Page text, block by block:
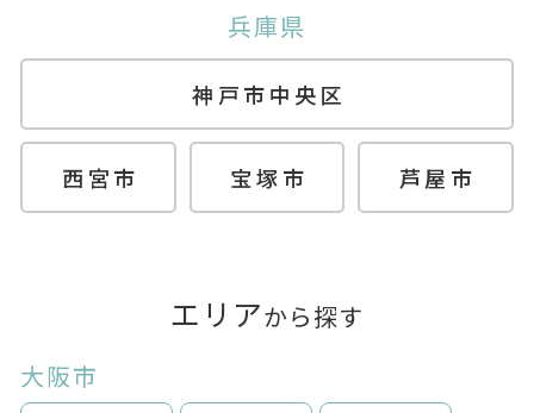
兵庫県
神戸市中央区
西宮市 宝塚市 芦屋市
エリアから探す
大阪市